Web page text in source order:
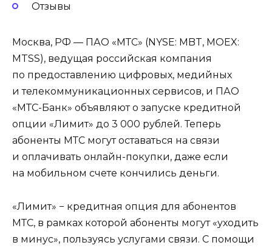
Отзывы
Москва, РФ — ПАО «МТС» (NYSE: MBT, MOEX:
MTSS), ведущая российская компания
по предоставлению цифровых, медийных
и телекоммуникационных сервисов, и ПАО
«МТС-Банк» объявляют о запуске кредитной
опции «Лимит» до 3 000 рублей. Теперь
абоненты МТС могут оставаться на связи
и оплачивать онлайн-покупки, даже если
на мобильном счете кончились деньги.
«Лимит» − кредитная опция для абонентов
МТС, в рамках которой абоненты могут «уходить
в минус», пользуясь услугами связи. С помощи